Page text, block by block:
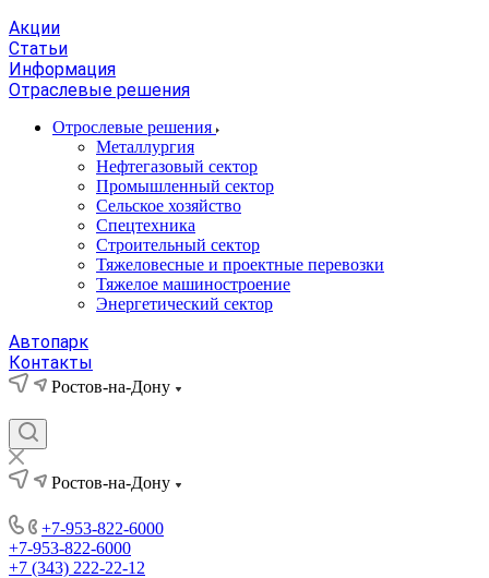
Акции
Статьи
Информация
Отраслевые решения
Отрослевые решения
Металлургия
Нефтегазовый сектор
Промышленный сектор
Сельское хозяйство
Спецтехника
Строительный сектор
Тяжеловесные и проектные перевозки
Тяжелое машиностроение
Энергетический сектор
Автопарк
Контакты
Ростов-на-Дону
Ростов-на-Дону
+7-953-822-6000
+7-953-822-6000
+7 (343) 222-22-12